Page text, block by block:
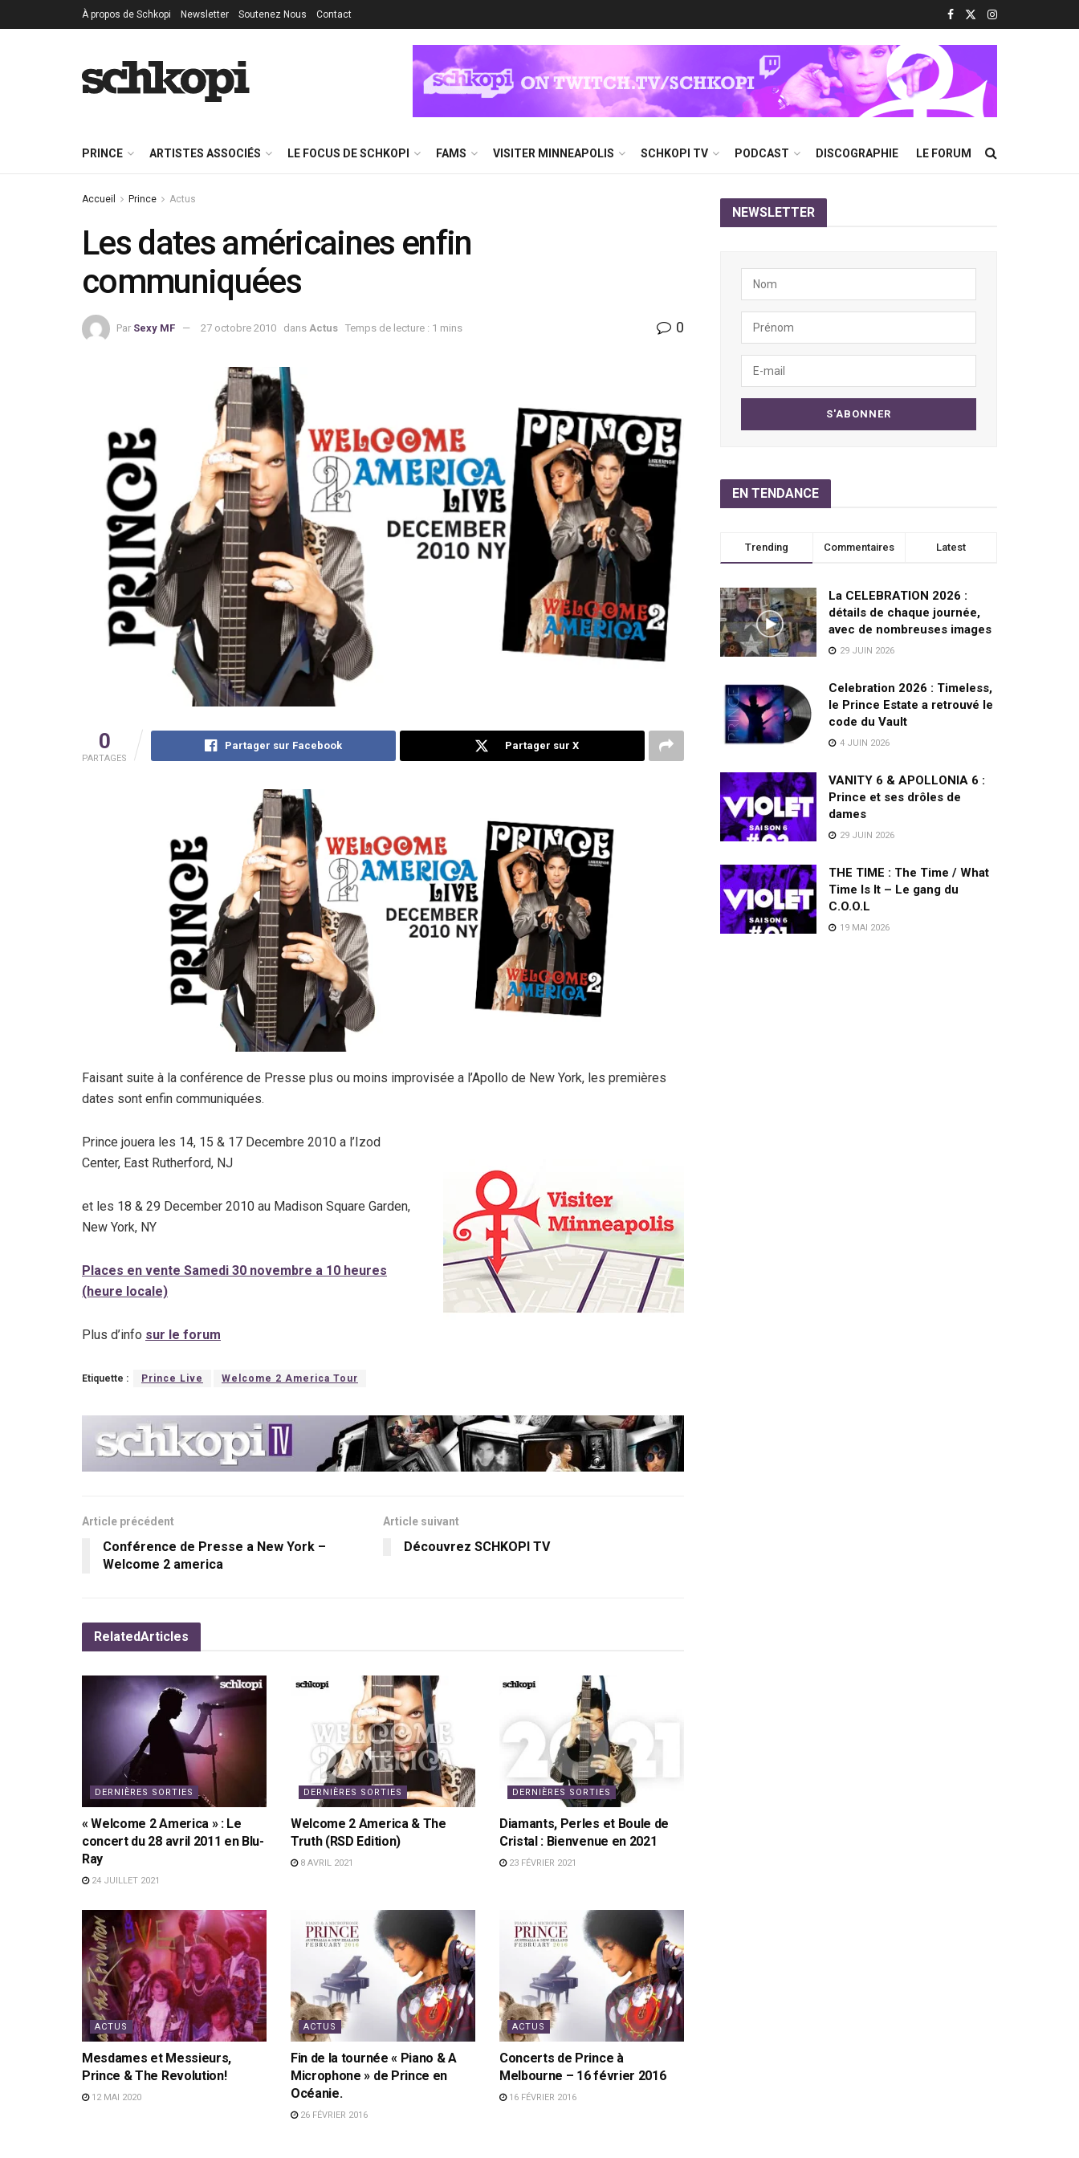
À propos de Schkopi Newsletter Soutenez Nous Contact
PRINCE ARTISTES ASSOCIÉS LE FOCUS DE SCHKOPI FAMS VISITER MINNEAPOLIS SCHKOPI TV PODCAST DISCOGRAPHIE LE FORUM
Accueil Prince Actus
Les dates américaines enfin
communiquées
Par Sexy MF 27 octobre 2010 dans Actus Temps de lecture : 1 mins 0
0
PARTAGES
Partager sur Facebook Partager sur X
Faisant suite à la conférence de Presse plus ou moins improvisée a l’Apollo de New York, les premières
dates sont enfin communiquées.
Prince jouera les 14, 15 & 17 Decembre 2010 a l’Izod
Center, East Rutherford, NJ
et les 18 & 29 December 2010 au Madison Square Garden,
New York, NY
Places en vente Samedi 30 novembre a 10 heures
(heure locale)
Plus d’info sur le forum
Etiquette : Prince Live Welcome 2 America Tour
Article précédent
Conférence de Presse a New York –
Welcome 2 america
Article suivant
Découvrez SCHKOPI TV
RelatedArticles
DERNIÈRES SORTIES
« Welcome 2 America » : Le
concert du 28 avril 2011 en Blu-
Ray
24 JUILLET 2021
DERNIÈRES SORTIES
Welcome 2 America & The
Truth (RSD Edition)
8 AVRIL 2021
DERNIÈRES SORTIES
Diamants, Perles et Boule de
Cristal : Bienvenue en 2021
23 FÉVRIER 2021
ACTUS
Mesdames et Messieurs,
Prince & The Revolution!
12 MAI 2020
ACTUS
Fin de la tournée « Piano & A
Microphone » de Prince en
Océanie.
26 FÉVRIER 2016
ACTUS
Concerts de Prince à
Melbourne – 16 février 2016
16 FÉVRIER 2016
NEWSLETTER
EN TENDANCE
Trending Commentaires Latest
La CELEBRATION 2026 :
détails de chaque journée,
avec de nombreuses images
29 JUIN 2026
Celebration 2026 : Timeless,
le Prince Estate a retrouvé le
code du Vault
4 JUIN 2026
VANITY 6 & APOLLONIA 6 :
Prince et ses drôles de
dames
29 JUIN 2026
THE TIME : The Time / What
Time Is It – Le gang du
C.O.O.L
19 MAI 2026